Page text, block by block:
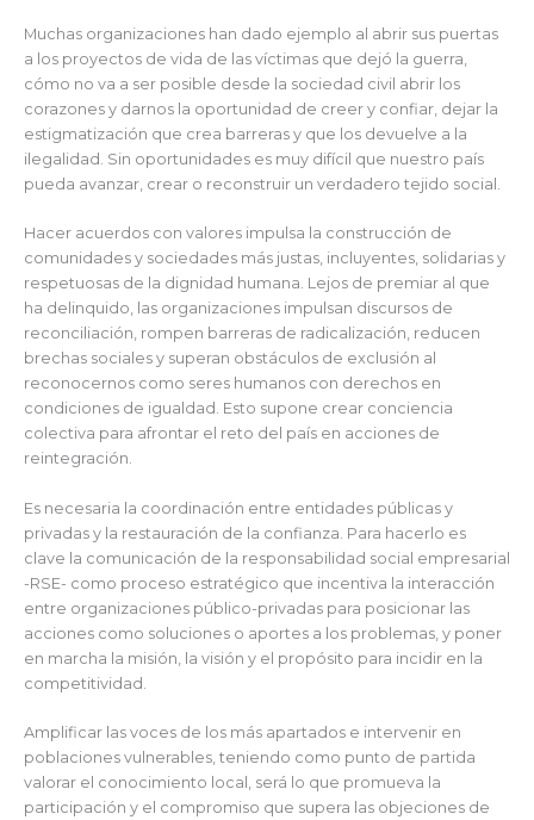
Muchas organizaciones han dado ejemplo al abrir sus puertas
a los proyectos de vida de las víctimas que dejó la guerra,
cómo no va a ser posible desde la sociedad civil abrir los
corazones y darnos la oportunidad de creer y confiar, dejar la
estigmatización que crea barreras y que los devuelve a la
ilegalidad. Sin oportunidades es muy difícil que nuestro país
pueda avanzar, crear o reconstruir un verdadero tejido social.
Hacer acuerdos con valores impulsa la construcción de
comunidades y sociedades más justas, incluyentes, solidarias y
respetuosas de la dignidad humana. Lejos de premiar al que
ha delinquido, las organizaciones impulsan discursos de
reconciliación, rompen barreras de radicalización, reducen
brechas sociales y superan obstáculos de exclusión al
reconocernos como seres humanos con derechos en
condiciones de igualdad. Esto supone crear conciencia
colectiva para afrontar el reto del país en acciones de
reintegración.
Es necesaria la coordinación entre entidades públicas y
privadas y la restauración de la confianza. Para hacerlo es
clave la comunicación de la responsabilidad social empresarial
-RSE- como proceso estratégico que incentiva la interacción
entre organizaciones público-privadas para posicionar las
acciones como soluciones o aportes a los problemas, y poner
en marcha la misión, la visión y el propósito para incidir en la
competitividad.
Amplificar las voces de los más apartados e intervenir en
poblaciones vulnerables, teniendo como punto de partida
valorar el conocimiento local, será lo que promueva la
participación y el compromiso que supera las objeciones de